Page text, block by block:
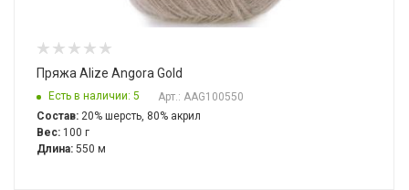
Пряжа Alize Angora Gold
Есть в наличии: 5
Арт.: AAG100550
Состав: 20% шерсть, 80% акрил
Вес: 100 г
Длина: 550 м